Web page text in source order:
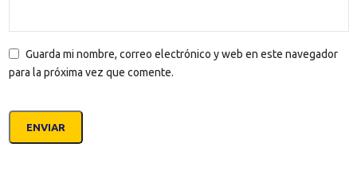
Guarda mi nombre, correo electrónico y web en este navegador
para la próxima vez que comente.